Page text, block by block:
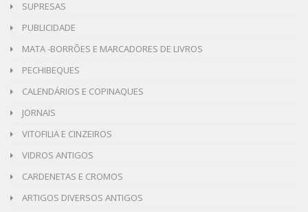
SUPRESAS
PUBLICIDADE
MATA -BORRÕES E MARCADORES DE LIVROS
PECHIBEQUES
CALENDÁRIOS E COPINAQUES
JORNAIS
VITOFILIA E CINZEIROS
VIDROS ANTIGOS
CARDENETAS E CROMOS
ARTIGOS DIVERSOS ANTIGOS